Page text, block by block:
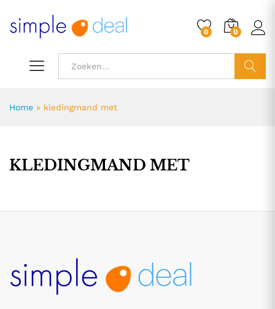
0 0
Home » kledingmand met
KLEDINGMAND MET